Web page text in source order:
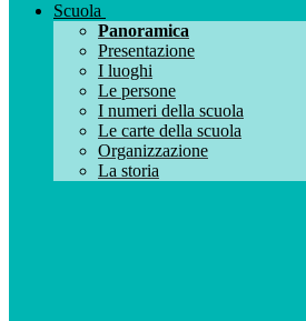
Scuola
Panoramica
Presentazione
I luoghi
Le persone
I numeri della scuola
Le carte della scuola
Organizzazione
La storia